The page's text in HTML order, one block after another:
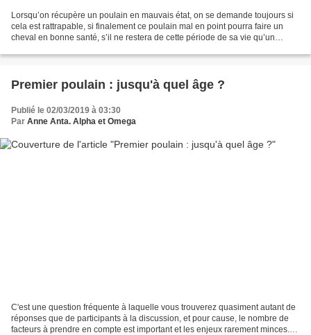
Lorsqu’on récupère un poulain en mauvais état, on se demande toujours si
cela est rattrapable, si finalement ce poulain mal en point pourra faire un
cheval en bonne santé, s’il ne restera de cette période de sa vie qu’un
Premier poulain : jusqu'à quel âge ?
Publié le 02/03/2019 à 03:30
Par Anne Anta. Alpha et Omega
C'est une question fréquente à laquelle vous trouverez quasiment autant de
réponses que de participants à la discussion, et pour cause, le nombre de
facteurs à prendre en compte est important et les enjeux rarement minces.